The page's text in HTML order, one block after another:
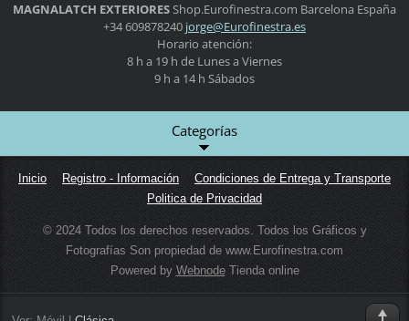
MAGNALATCH EXTERIORESShop.Eurofinestra.com Barcelona España
+34 609878240 jorge@Eurofinestra.es
Horario atención:
8 h a 19 h de Lunes a Viernes
9 h a 14 h Sábados
Categorías
Inicio Registro - Información
Condiciones de Entrega y Transporte
Politica de Privacidad
© 2024 Todos los derechos reservados. Todos los Gráficos y
Fotografías Son propiedad de www.Eurofinestra.com
Powered by WebnodeTienda online